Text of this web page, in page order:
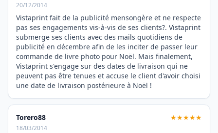
20/12/2014
Vistaprint fait de la publicité mensongère et ne respecte
pas ses engagements vis-à-vis de ses clients?. Vistaprint
submerge ses clients avec des mails quotidiens de
publicité en décembre afin de les inciter de passer leur
commande de livre photo pour Noël. Mais finalement,
Vistaprint s'engage sur des dates de livraison qui ne
peuvent pas être tenues et accuse le client d'avoir choisi
une date de livraison postérieure à Noël !
Torero88 ★★★★★
18/03/2014